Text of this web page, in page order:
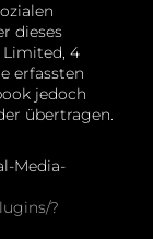
dieses
4
erfassten
jedoch
übertragen.
Media-
?